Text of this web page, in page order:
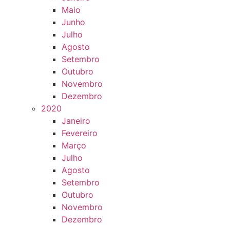
Maio
Junho
Julho
Agosto
Setembro
Outubro
Novembro
Dezembro
2020
Janeiro
Fevereiro
Março
Julho
Agosto
Setembro
Outubro
Novembro
Dezembro